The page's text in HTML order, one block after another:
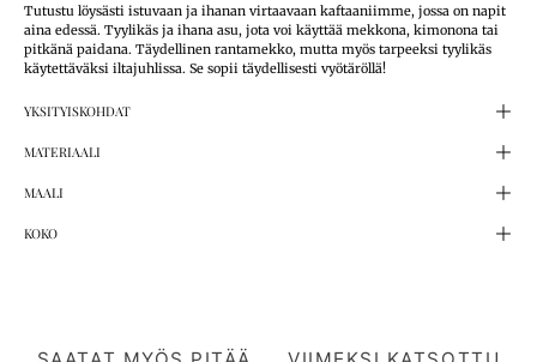
Tutustu löysästi istuvaan ja ihanan virtaavaan kaftaaniimme, jossa on napit
aina edessä. Tyylikäs ja ihana asu, jota voi käyttää mekkona, kimonona tai
pitkänä paidana. Täydellinen rantamekko, mutta myös tarpeeksi tyylikäs
käytettäväksi iltajuhlissa. Se sopii täydellisesti vyötäröllä!
YKSITYISKOHDAT
MATERIAALI
MAALI
KOKO